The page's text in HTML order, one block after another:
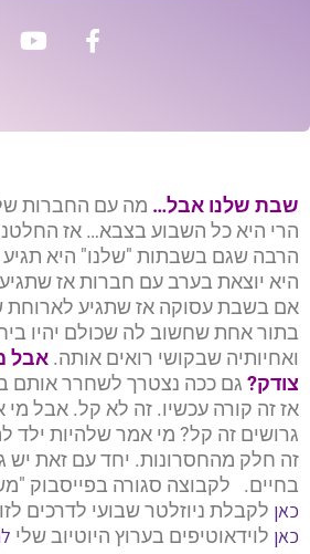
שבת שלנו אבל… מה עם החברות
הרי היא כל השבוע בצבא… אז
הרבה שגם בשבתות "שלנו" היא
היא יוצאת בערב עם חברות אז
אם בשבת עסוקה אז שתגיע לארוחת
בתור אחת שחשוב לה שכולם יהיו
ואחיותיה שבקושי רואים אותה. אבל
צודק? גם ככה נצטרך לשחרר אותם
אז זה קורה עכשיו. זה לא קל. אבל מי
גרושים זה קל? מי אמר שלהיות ילד
זה חלק מהחסרונות. יחד עם זאת יש
בחיים. לקבוצה סגורה בפייסבוק
כאן לקבלת ניוזלטר שבועי לדרכים
כאן לוידאוטיפים בערוץ היוטיוב שלי